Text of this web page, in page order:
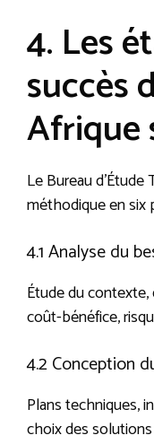
4. Les
succès
Afrique
Le Bureau d’Étude
méthodique en six
4.1 Analyse du
Étude du
coût-bénéfice,
4.2 Conception
Plans techniques,
choix des